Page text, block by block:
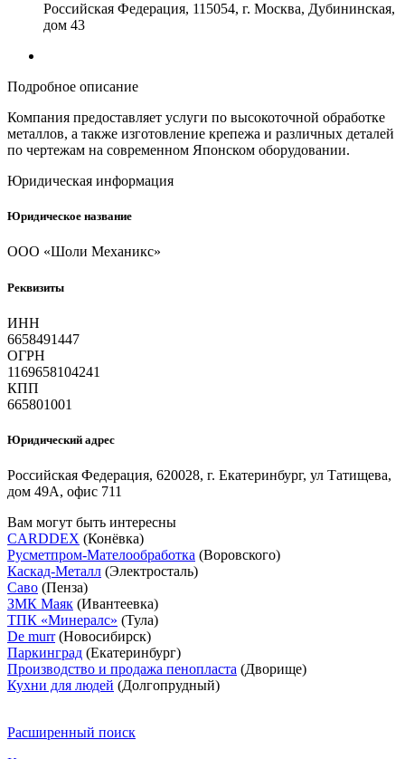
Российская Федерация, 115054, г. Москва, Дубининская,
дом 43
Подробное описание
Компания предоставляет услуги по высокоточной обработке
металлов, а также изготовление крепежа и различных деталей
по чертежам на современном Японском оборудовании.
Юридическая информация
Юридическое название
ООО «Шоли Механикс»
Реквизиты
ИНН
6658491447
ОГРН
1169658104241
КПП
665801001
Юридический адрес
Российская Федерация, 620028, г. Екатеринбург, ул Татищева,
дом 49А, офис 711
Вам могут быть интересны
CARDDEX (Конёвка)
Русметпром-Мателообработка (Воровского)
Каскад-Металл (Электросталь)
Саво (Пенза)
ЗМК Маяк (Ивантеевка)
ТПК «Минералс» (Тула)
De murr(Новосибирск)
Паркинград (Екатеринбург)
Производство и продажа пенопласта (Дворище)
Кухни для людей (Долгопрудный)
Расширенный поиск